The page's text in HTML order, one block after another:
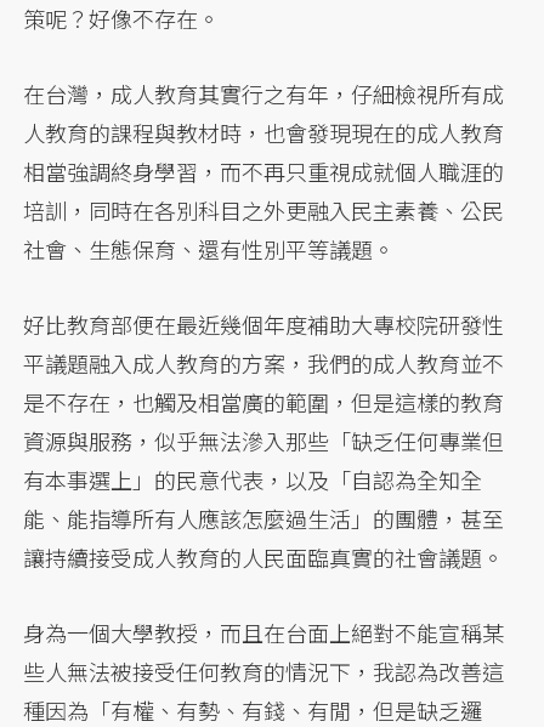
策呢？好像不存在。
在台灣，成人教育其實行之有年，仔細檢視所有成
人教育的課程與教材時，也會發現現在的成人教育
相當強調終身學習，而不再只重視成就個人職涯的
培訓，同時在各別科目之外更融入民主素養、公民
社會、生態保育、還有性別平等議題。
好比教育部便在最近幾個年度補助大專校院研發性
平議題融入成人教育的方案，我們的成人教育並不
是不存在，也觸及相當廣的範圍，但是這樣的教育
資源與服務，似乎無法滲入那些「缺乏任何專業但
有本事選上」的民意代表，以及「自認為全知全
能、能指導所有人應該怎麼過生活」的團體，甚至
讓持續接受成人教育的人民面臨真實的社會議題。
身為一個大學教授，而且在台面上絕對不能宣稱某
些人無法被接受任何教育的情況下，我認為改善這
種因為「有權、有勢、有錢、有閒，但是缺乏邏